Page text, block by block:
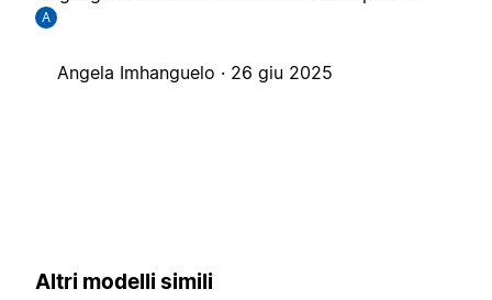
A
Angela Imhanguelo · 26 giu 2025
Altri modelli simili